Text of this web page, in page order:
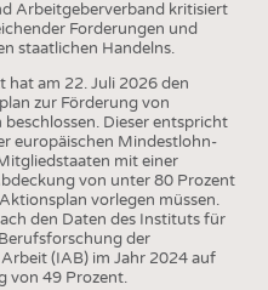
Arbeitgeberverband kritisiert
Forderungen und
staatlichen Handelns.
hat am 22. Juli 2026 den
zur Förderung von
Dieser entspricht
europäischen Mindestlohn-
mit einer
von unter 80 Prozent
vorlegen müssen.
den Daten des Instituts für
der
(IAB) im Jahr 2024 auf
von 49 Prozent.